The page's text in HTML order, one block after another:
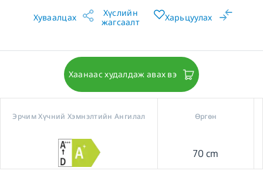
Хуваалцах
Хүслийн
жагсаалт
Харьцуулах
Хаанаас худалдаж авах вэ
Эрчим Хүчний Хэмнэлтийн Ангилал Өргөн
70 cm